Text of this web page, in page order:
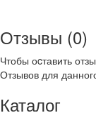
Отзывы (0)
Чтобы оcтавить
Отзывов для
Каталог